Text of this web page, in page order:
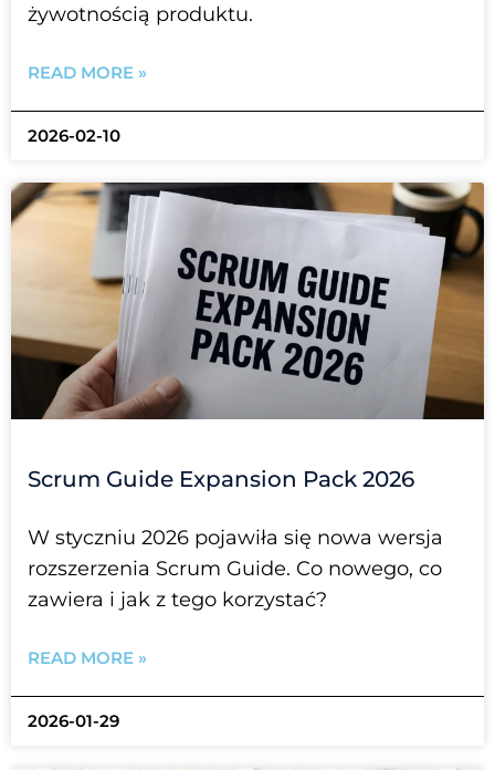
żywotnością produktu.
READ MORE »
2026-02-10
Scrum Guide Expansion Pack 2026
W styczniu 2026 pojawiła się nowa wersja
rozszerzenia Scrum Guide. Co nowego, co
zawiera i jak z tego korzystać?
READ MORE »
2026-01-29